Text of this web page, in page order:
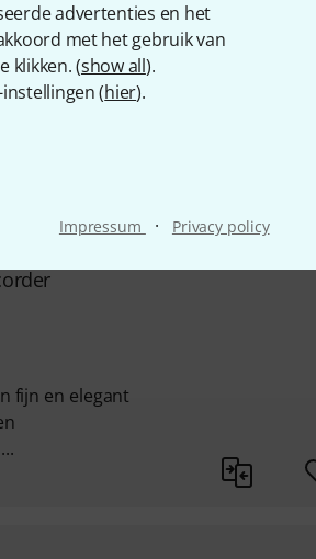
advertenties en het
met het gebruik van
klikken. (show all).
(hier).
Impressum · Privacy policy
register
fijn en elegant